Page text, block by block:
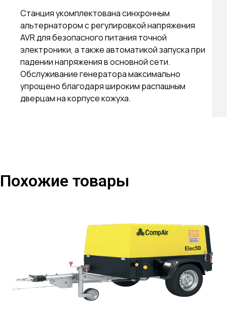
Станция укомплектована синхронным
альтернатором с регулировкой напряжения
AVR для безопасного питания точной
электроники, а также автоматикой запуска при
падении напряжения в основной сети.
Обслуживание генератора максимально
упрощено благодаря широким распашным
дверцам на корпусе кожуха.
Похожие товары